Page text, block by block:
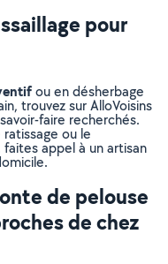
pour
ou en désherbage
trouvez sur AlloVoisins
faire recherchés.
ou le
appel à un artisan
de pelouse
de chez